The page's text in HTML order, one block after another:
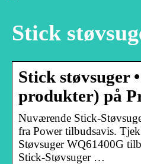
Stick
Stick støvsuger
produkter) på
Nuværende Stick-
fra Power tilbudsavis.
Støvsuger WQ61400G
Stick-Støvsuger …